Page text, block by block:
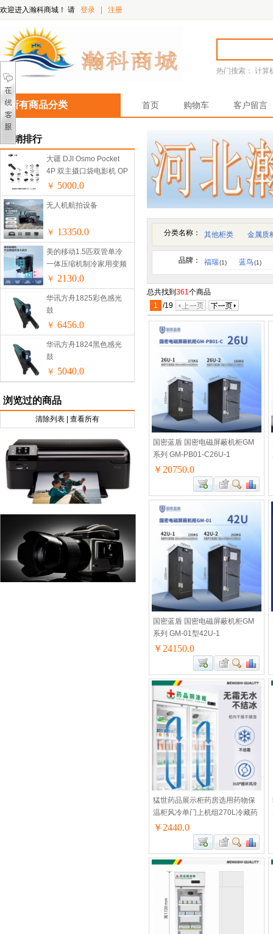
欢迎进入瀚科商城！ 请 登录 注册
热门搜索： 计算
所有商品分类 首页 购物车 客户留言
热销排行
大疆 DJI Osmo Pocket
4P 双主摄口袋电影机 OP
灵眸手持数码云台相机便
携美颜摄像 Vlog套装
￥ 5000.0
无人机航拍设备
￥ 13350.0
美的移动1.5匹双管单冷
一体压缩机制冷家用变频
无外机安装免安装
￥ 2130.0
华讯方舟1825彩色感光
鼓
￥ 6456.0
华讯方舟1824黑色感光
鼓
￥ 5040.0
浏览过的商品
清除列表 查看所有
分类名称： 其他柜类 金属质
品牌： 福瑞(1) 蓝鸟(1)
总共找到 361个商品
1
/19
国密蓝盾 国密电磁屏蔽机柜GM
系列 GM-PB01-C26U-1
￥20750.0
国密蓝盾 国密电磁屏蔽机柜GM
系列 GM-01型42U-1
￥24150.0
猛世药品展示柜药房选用药物保
温柜风冷单门上机组270L冷藏药
品阴凉柜MS-SF270L
￥2440.0